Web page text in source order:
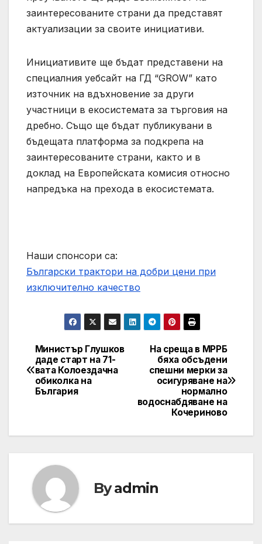
заинтересованите страни да представят
актуализации за своите инициативи.
Инициативите ще бъдат представени на
специалния уебсайт на ГД “GROW” като
източник на вдъхновение за други
участници в екосистемата за търговия на
дребно. Също ще бъдат публикувани в
бъдещата платформа за подкрепа на
заинтересованите страни, както и в
доклад на Европейската комисия относно
напредъка на прехода в екосистемата.
Наши спонсори са:
Български трактори на добри цени при
изключително качество
Post
navigation
На среща в МРРБ
бяха обсъдени
спешни мерки за
осигуряване на
нормално
водоснабдяване на
Кочериново
Министър Глушков
даде старт на 71-
вата Колоездачна
обиколка на
България
Byadmin